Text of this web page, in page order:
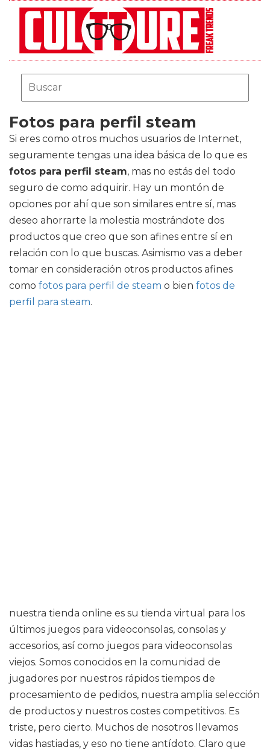
Fotos para perfil steam
Si eres como otros muchos usuarios de Internet,
seguramente tengas una idea básica de lo que es
fotos para perfil steam, mas no estás del todo
seguro de como adquirir. Hay un montón de
opciones por ahí que son similares entre sí, mas
deseo ahorrarte la molestia mostrándote dos
productos que creo que son afines entre sí en
relación con lo que buscas. Asimismo vas a deber
tomar en consideración otros productos afines
como fotos para perfil de steam o bien fotos de
perfil para steam.
nuestra tienda online es su tienda virtual para los
últimos juegos para videoconsolas, consolas y
accesorios, así como juegos para videoconsolas
viejos. Somos conocidos en la comunidad de
jugadores por nuestros rápidos tiempos de
procesamiento de pedidos, nuestra amplia selección
de productos y nuestros costes competitivos. Es
triste, pero cierto. Muchos de nosotros llevamos
vidas hastiadas, y eso no tiene antídoto. Claro que